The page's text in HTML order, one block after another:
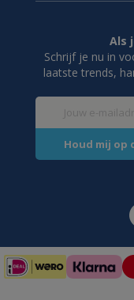
Als
Schrijf je nu in
laatste trends,